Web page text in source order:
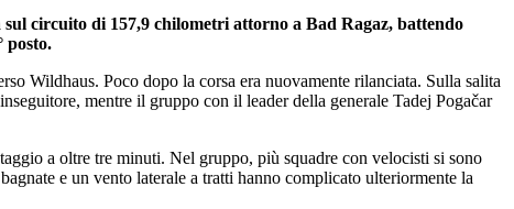
circuito di 157,9 chilometri attorno a Bad Ragaz, battendo
posto.
Wildhaus. Poco dopo la corsa era nuovamente rilanciata. Sulla salita
mentre il gruppo con il leader della generale Tadej Pogačar
a oltre tre minuti. Nel gruppo, più squadre con velocisti si sono
e un vento laterale a tratti hanno complicato ulteriormente la